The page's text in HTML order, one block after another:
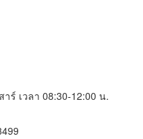
ร์ เวลา 08:30-12:00 น.